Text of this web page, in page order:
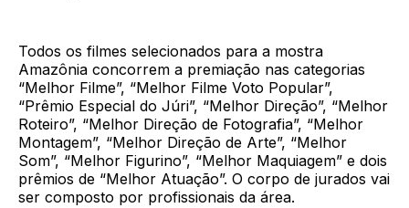
Todos os filmes selecionados para a mostra
Amazônia concorrem a premiação nas categorias
“Melhor Filme”, “Melhor Filme Voto Popular”,
“Prêmio Especial do Júri”, “Melhor Direção”, “Melhor
Roteiro”, “Melhor Direção de Fotografia”, “Melhor
Montagem”, “Melhor Direção de Arte”, “Melhor
Som”, “Melhor Figurino”, “Melhor Maquiagem” e dois
prêmios de “Melhor Atuação”. O corpo de jurados vai
ser composto por profissionais da área.